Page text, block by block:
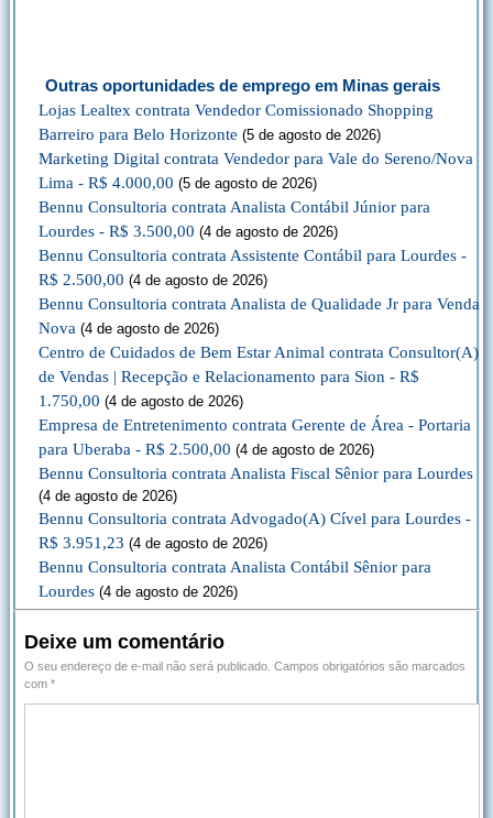
Outras oportunidades de emprego em Minas gerais
Lojas Lealtex contrata Vendedor Comissionado Shopping
Barreiro para Belo Horizonte (5 de agosto de 2026)
Marketing Digital contrata Vendedor para Vale do Sereno/Nova
Lima - R$ 4.000,00 (5 de agosto de 2026)
Bennu Consultoria contrata Analista Contábil Júnior para
Lourdes - R$ 3.500,00 (4 de agosto de 2026)
Bennu Consultoria contrata Assistente Contábil para Lourdes -
R$ 2.500,00 (4 de agosto de 2026)
Bennu Consultoria contrata Analista de Qualidade Jr para Venda
Nova (4 de agosto de 2026)
Centro de Cuidados de Bem Estar Animal contrata Consultor(A)
de Vendas | Recepção e Relacionamento para Sion - R$
1.750,00 (4 de agosto de 2026)
Empresa de Entretenimento contrata Gerente de Área - Portaria
para Uberaba - R$ 2.500,00 (4 de agosto de 2026)
Bennu Consultoria contrata Analista Fiscal Sênior para Lourdes
(4 de agosto de 2026)
Bennu Consultoria contrata Advogado(A) Cível para Lourdes -
R$ 3.951,23 (4 de agosto de 2026)
Bennu Consultoria contrata Analista Contábil Sênior para
Lourdes (4 de agosto de 2026)
Deixe um comentário
O seu endereço de e-mail não será publicado. Campos obrigatórios são marcados
com *